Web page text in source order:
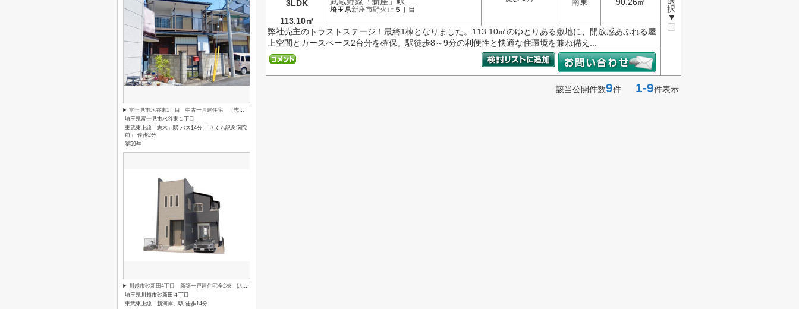
3LDK
113.10㎡
択
▼
埼玉県新座市野火止 ５丁目
弊社売主のトラストステージ！最終1棟となりました。113.10㎡のゆとりある敷地に、開放感あふれる屋
上空間とカースペース2台分を確保。駅徒歩8～9分の利便性と快適な住環境を兼ね備え...
該当公開件数9件 1-9件表示
富士見市水谷東1丁目 中古一戸建住宅 （志木本店）
埼玉県富士見市水谷東１丁目
東武東上線「志木」駅 バス14分 「さくら記念病院
前」 停歩2分
築59年
川越市砂新田4丁目 新築一戸建住宅全2棟 (ふじみ野店)
埼玉県川越市砂新田４丁目
東武東上線「新河岸」駅 徒歩14分